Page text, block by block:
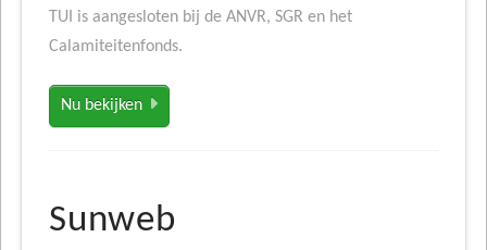
TUI is aangesloten bij de ANVR, SGR en het
Calamiteitenfonds.
Nu bekijken
Sunweb